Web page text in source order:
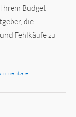
Budget
die
Fehlkäufe zu